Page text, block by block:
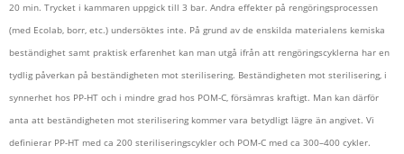
20 min. Trycket i kammaren uppgick till 3 bar. Andra effekter på rengöringsprocessen
(med Ecolab, borr, etc.) undersöktes inte. På grund av de enskilda materialens kemiska
beständighet samt praktisk erfarenhet kan man utgå ifrån att rengöringscyklerna har en
tydlig påverkan på beständigheten mot sterilisering. Beständigheten mot sterilisering, i
synnerhet hos PP-HT och i mindre grad hos POM-C, försämras kraftigt. Man kan därför
anta att beständigheten mot sterilisering kommer vara betydligt lägre än angivet. Vi
definierar PP-HT med ca 200 steriliseringscykler och POM-C med ca 300–400 cykler.